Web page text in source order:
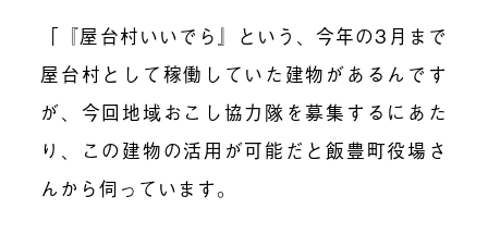
「『屋台村いいでら』という、今年の3月まで
屋台村として稼働していた建物があるんです
が、今回地域おこし協力隊を募集するにあた
り、この建物の活用が可能だと飯豊町役場さ
んから伺っています。